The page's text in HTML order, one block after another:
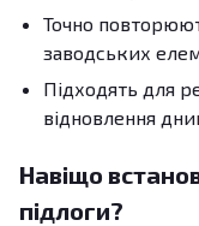
Точно
заводських
Підходять для
відновлення
Навіщо
підлоги?